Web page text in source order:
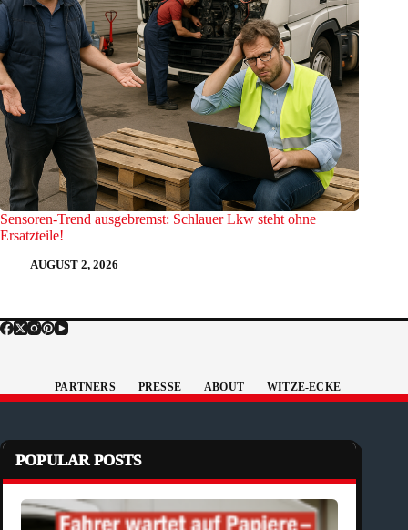
Sensoren-Trend ausgebremst: Schlauer Lkw steht ohne
Ersatzteile!
AUGUST 2, 2026
PARTNERS PRESSE ABOUT WITZE-ECKE
POPULAR POSTS